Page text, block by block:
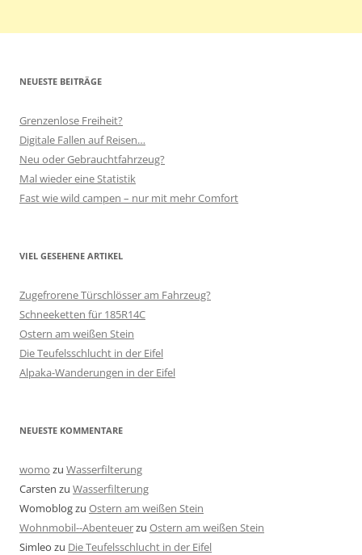
NEUESTE BEITRÄGE
Grenzenlose Freiheit?
Digitale Fallen auf Reisen…
Neu oder Gebrauchtfahrzeug?
Mal wieder eine Statistik
Fast wie wild campen – nur mit mehr Comfort
VIEL GESEHENE ARTIKEL
Zugefrorene Türschlösser am Fahrzeug?
Schneeketten für 185R14C
Ostern am weißen Stein
Die Teufelsschlucht in der Eifel
Alpaka-Wanderungen in der Eifel
NEUESTE KOMMENTARE
womo zu Wasserfilterung
Carsten zu Wasserfilterung
Womoblogzu Ostern am weißen Stein
Wohnmobil--Abenteuerzu Ostern am weißen Stein
Simleo zu Die Teufelsschlucht in der Eifel